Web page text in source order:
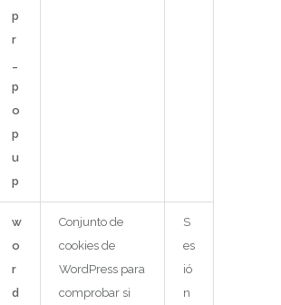
p
r
p
o
p
u
p
w
o
r
d
Conjunto de
cookies de
WordPress para
comprobar si
S
es
ió
n